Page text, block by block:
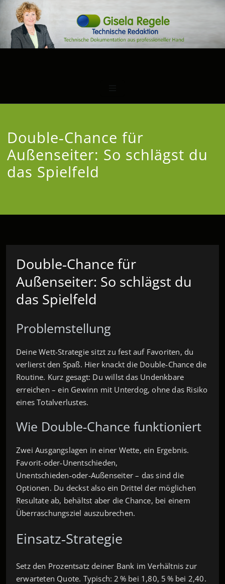
Double‑Chance für
Außenseiter: So schlägst du
das Spielfeld
Double‑Chance für
Außenseiter: So schlägst du
das Spielfeld
Problemstellung
Deine Wett-Strategie sitzt zu fest auf Favoriten, du
verlierst den Spaß. Hier knackt die Double‑Chance die
Routine. Kurz gesagt: Du willst das Undenkbare
erreichen – ein Gewinn mit Unterdog, ohne das Risiko
eines Totalverlustes.
Wie Double‑Chance funktioniert
Zwei Ausgangslagen in einer Wette, ein Ergebnis.
Favorit‑oder‑Unentschieden,
Unentschieden‑oder‑Außenseiter – das sind die
Optionen. Du deckst also ein Drittel der möglichen
Resultate ab, behältst aber die Chance, bei einem
Überraschungsziel auszubrechen.
Einsatz‑Strategie
Setz den Prozentsatz deiner Bank im Verhältnis zur
erwarteten Quote. Typisch: 2 % bei 1,80, 5 % bei 2,40.